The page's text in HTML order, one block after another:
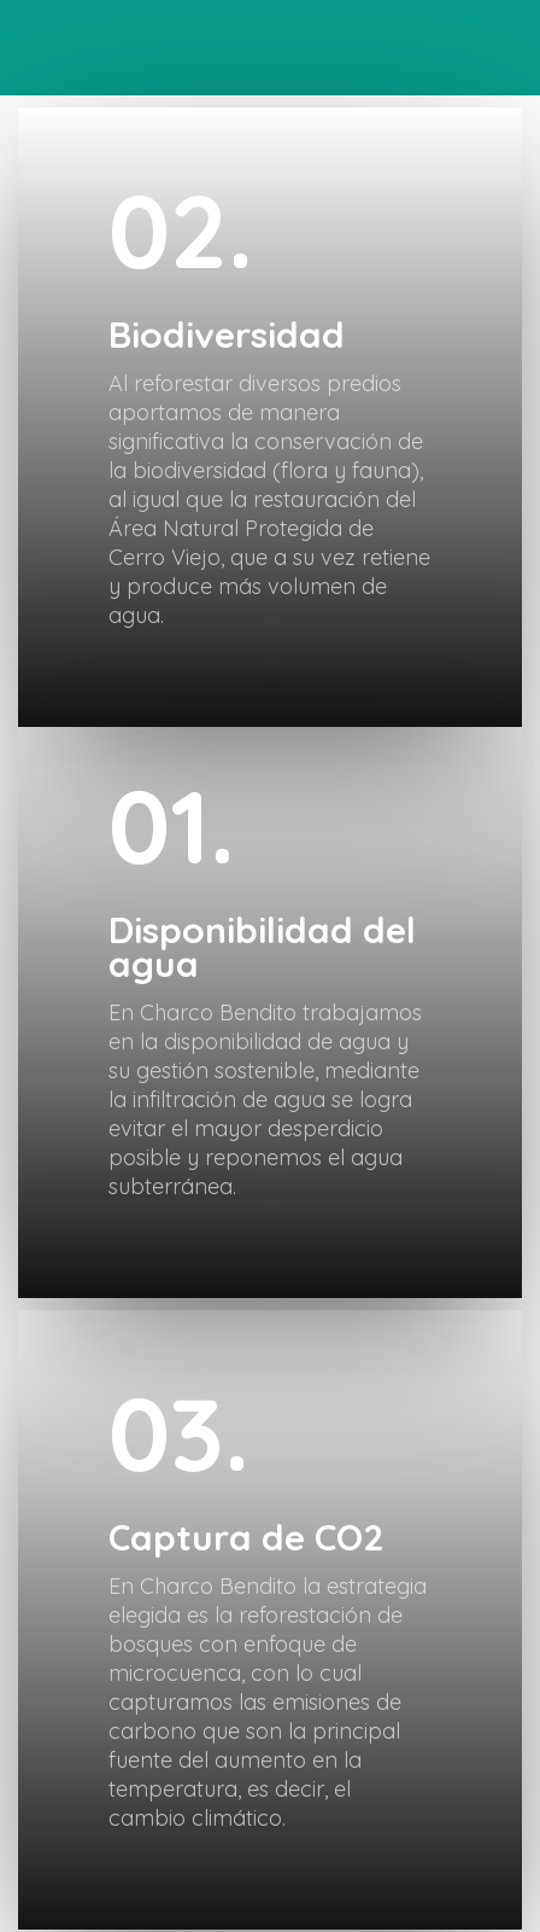
02.
Biodiversidad
Al reforestar diversos predios
aportamos de manera
significativa la conservación de
la biodiversidad (flora y fauna),
al igual que la restauración del
Área Natural Protegida de
Cerro Viejo, que a su vez retiene
y produce más volumen de
agua.
01.
Disponibilidad del
agua
En Charco Bendito trabajamos
en la disponibilidad de agua y
su gestión sostenible, mediante
la infiltración de agua se logra
evitar el mayor desperdicio
posible y reponemos el agua
subterránea.
03.
Captura de CO2
En Charco Bendito la estrategia
elegida es la reforestación de
bosques con enfoque de
microcuenca, con lo cual
capturamos las emisiones de
carbono que son la principal
fuente del aumento en la
temperatura, es decir, el
cambio climático.